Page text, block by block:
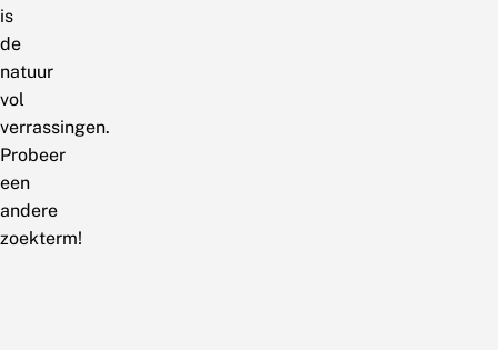
is
de
natuur
vol
verrassingen.
Probeer
een
andere
zoekterm!